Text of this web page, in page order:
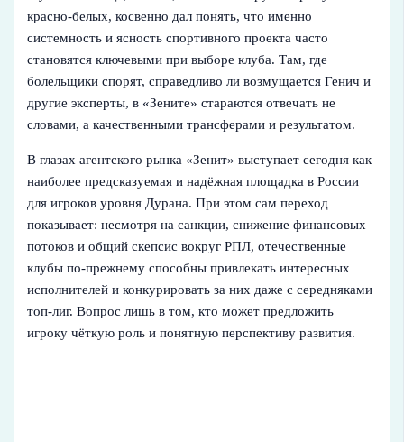
красно‑белых, косвенно дал понять, что именно
системность и ясность спортивного проекта часто
становятся ключевыми при выборе клуба. Там, где
болельщики спорят, справедливо ли возмущается Генич и
другие эксперты, в «Зените» стараются отвечать не
словами, а качественными трансферами и результатом.
В глазах агентского рынка «Зенит» выступает сегодня как
наиболее предсказуемая и надёжная площадка в России
для игроков уровня Дурана. При этом сам переход
показывает: несмотря на санкции, снижение финансовых
потоков и общий скепсис вокруг РПЛ, отечественные
клубы по‑прежнему способны привлекать интересных
исполнителей и конкурировать за них даже с середняками
топ‑лиг. Вопрос лишь в том, кто может предложить
игроку чёткую роль и понятную перспективу развития.